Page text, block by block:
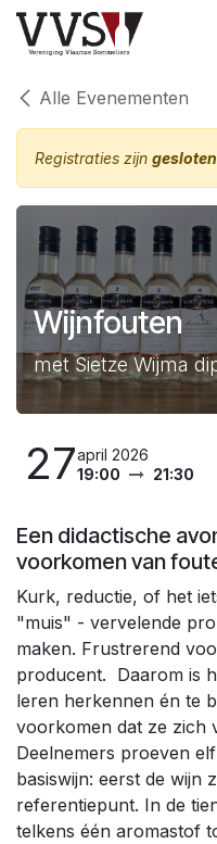
Overslaan naar inhoud
Alle Evenementen
Registraties zijn gesloten
Wijnfouten
met Sietze Wijma
27april 2026
19:00
21:30
Een didactische
voorkomen van
Kurk, reductie, of het
"muis" - vervelende
maken. Frustrerend
producent. Daarom is
leren herkennen én te
voorkomen dat ze zich
Deelnemers proeven
basiswijn: eerst de wijn
referentiepunt. In de
telkens één aromastof